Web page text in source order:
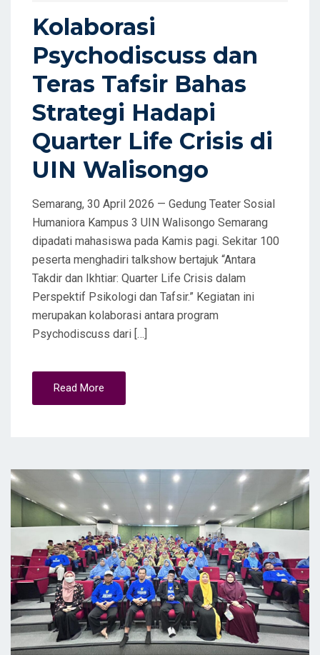
O
N
Kolaborasi
Psychodiscuss dan
Teras Tafsir Bahas
Strategi Hadapi
Quarter Life Crisis di
UIN Walisongo
Semarang, 30 April 2026 — Gedung Teater Sosial
Humaniora Kampus 3 UIN Walisongo Semarang
dipadati mahasiswa pada Kamis pagi. Sekitar 100
peserta menghadiri talkshow bertajuk “Antara
Takdir dan Ikhtiar: Quarter Life Crisis dalam
Perspektif Psikologi dan Tafsir.” Kegiatan ini
merupakan kolaborasi antara program
Psychodiscuss dari […]
Read More